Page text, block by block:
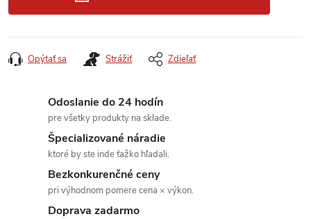
Opýtať sa Strážiť Zdieľať
Odoslanie do 24 hodín
pre všetky produkty na sklade.
Špecializované náradie
ktoré by ste inde ťažko hľadali.
Bezkonkurenčné ceny
pri výhodnom pomere cena × výkon.
Doprava zadarmo